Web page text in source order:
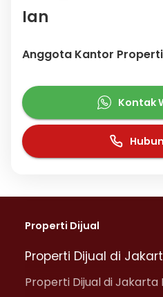
Ian
Anggota Kantor Properti
Kontak
Properti Dijual
Properti Dijual di
Properti Dijual di Jakarta